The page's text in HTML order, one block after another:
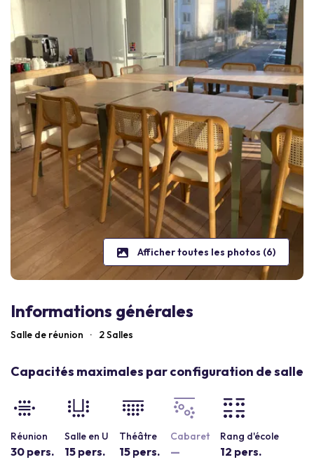
Afficher toutes les photos (6)
Informations générales
Salle de réunion · 2 Salles
Capacités maximales par configuration de salle
Réunion
30 pers.
Salle en U
15 pers.
Théâtre
15 pers.
Cabaret
—
Rang d'école
12 pers.